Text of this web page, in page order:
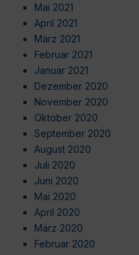
Mai 2021
April 2021
März 2021
Februar 2021
Januar 2021
Dezember 2020
November 2020
Oktober 2020
September 2020
August 2020
Juli 2020
Juni 2020
Mai 2020
April 2020
März 2020
Februar 2020